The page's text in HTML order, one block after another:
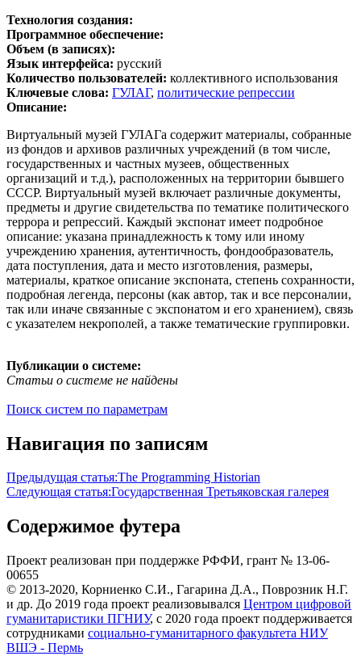
Технология создания:
Программное обеспечение:
Объем (в записях):
Язык интерфейса: русский
Количество пользователей: коллективного использования
Ключевые слова: ГУЛАГ, политические репрессии
Описание:
Виртуальный музей ГУЛАГа содержит материалы, собранные
из фондов и архивов различных учреждений (в том числе,
государственных и частных музеев, общественных
организаций и т.д.), расположенных на территории бывшего
СССР. Виртуальный музей включает различные документы,
предметы и другие свидетельства по тематике политического
террора и репрессий. Каждый экспонат имеет подробное
описание: указана принадлежность к тому или иному
учреждению хранения, аутентичность, фондообразователь,
дата поступления, дата и место изготовления, размеры,
материалы, краткое описание экспоната, степень сохранности,
подробная легенда, персоны (как автор, так и все персоналии,
так или иначе связанные с экспонатом и его хранением), связь
с указателем некрополей, а также тематические группировки.
Публикации о системе:
Статьи о системе не найдены
Поиск систем по параметрам
Навигация по записям
Предыдущая статья:The Programming Historian
Следующая статья:Государственная Третьяковская галерея
Содержимое футера
Проект реализован при поддержке РФФИ, грант № 13-06-
00655
© 2013-2020, Корниенко С.И., Гагарина Д.А., Поврозник Н.Г.
и др. До 2019 года проект реализовывался Центром цифровой
гуманитаристики ПГНИУ, с 2020 года проект поддерживается
сотрудниками социально-гуманитарного факультета НИУ
ВШЭ - Пермь